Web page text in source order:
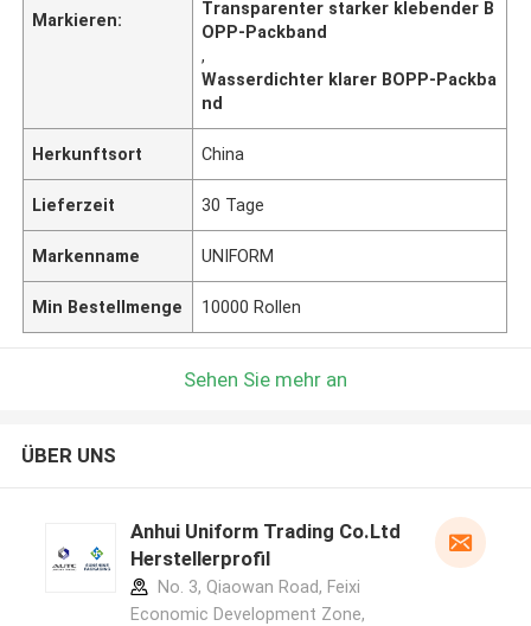
Markieren:
Transparenter starker klebender B
OPP-Packband
,
Wasserdichter klarer BOPP-Packba
nd
Herkunftsort China
Lieferzeit 30 Tage
Markenname UNIFORM
Min Bestellmenge 10000 Rollen
Sehen Sie mehr an
ÜBER UNS
Anhui Uniform Trading Co.Ltd
Herstellerprofil
No. 3, Qiaowan Road, Feixi
Economic Development Zone,